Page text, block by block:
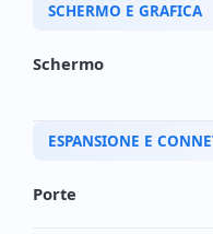
SCHERMO E GRAFICA
Schermo
ESPANSIONE E
Porte